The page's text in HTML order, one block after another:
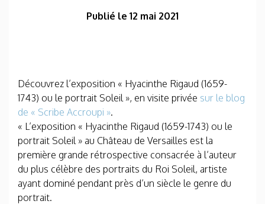
Publié le 12 mai 2021
Découvrez l’exposition « Hyacinthe Rigaud (1659-
1743) ou le portrait Soleil », en visite privée sur le blog
de « Scribe Accroupi ».
« L’exposition « Hyacinthe Rigaud (1659-1743) ou le
portrait Soleil » au Château de Versailles est la
première grande rétrospective consacrée à l’auteur
du plus célèbre des portraits du Roi Soleil, artiste
ayant dominé pendant près d’un siècle le genre du
portrait.